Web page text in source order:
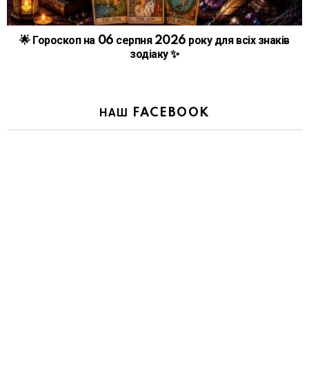
🌟 Гороскоп на 06 серпня 2026 року для всіх знаків
зодіаку ✨
НАШ FACEBOOK